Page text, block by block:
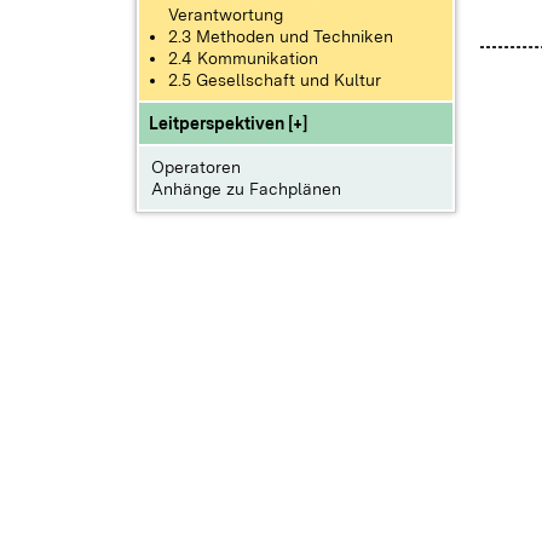
Verantwortung
2.3 Methoden und Techniken
2.4 Kommunikation
2.5 Gesellschaft und Kultur
Leitperspektiven [+]
Operatoren
Anhänge zu Fachplänen